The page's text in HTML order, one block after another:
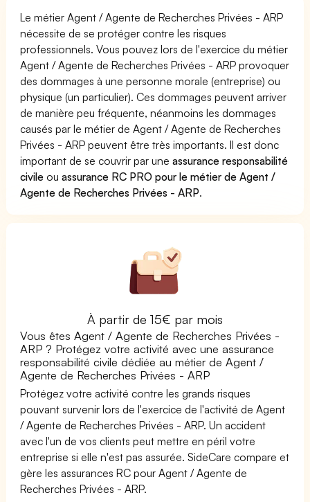
Le métier Agent / Agente de Recherches Privées - ARP
nécessite de se protéger contre les risques
professionnels. Vous pouvez lors de l'exercice du métier
Agent / Agente de Recherches Privées - ARP provoquer
des dommages à une personne morale (entreprise) ou
physique (un particulier). Ces dommages peuvent arriver
de manière peu fréquente, néanmoins les dommages
causés par le métier de Agent / Agente de Recherches
Privées - ARP peuvent être très importants. Il est donc
important de se couvrir par uneassurance responsabilité
civile ouassurance RC PRO pour le métier de Agent /
Agente de Recherches Privées - ARP.
À partir de 15€ par mois
Vous êtes Agent / Agente de Recherches Privées -
ARP ? Protégez votre activité avec une assurance
responsabilité civile dédiée au métier de Agent /
Agente de Recherches Privées - ARP
Protégez votre activité contre les grands risques
pouvant survenir lors de l'exercice de l'activité de Agent
/ Agente de Recherches Privées - ARP. Un accident
avec l'un de vos clients peut mettre en péril votre
entreprise si elle n'est pas assurée. SideCare compare et
gère les assurances RC pour Agent / Agente de
Recherches Privées - ARP.